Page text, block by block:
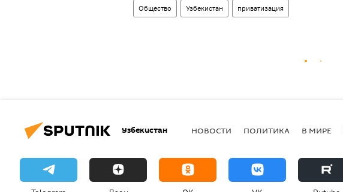
Общество Узбекистан приватизация
Узбекистан НОВОСТИ ПОЛИТИКА В МИРЕ